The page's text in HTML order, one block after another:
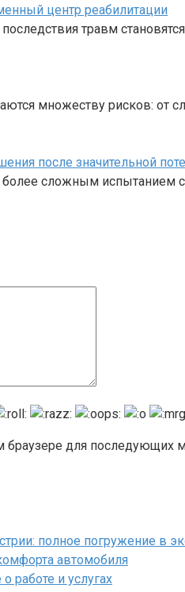
центр реабилитации
травм
множеству рисков: от
после значительной
сложным испытанием
браузере для последующих
полное погружение в
автомобиля
работе и услугах